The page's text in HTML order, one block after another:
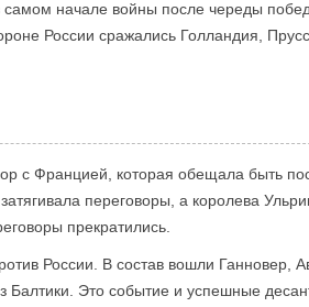
самом начале войны после череды
России сражались Голландия,
с Францией, которая обещала быть
переговоры, а королева
прекратились.
России. В состав вошли Ганновер,
Балтики. Это событие и успешные